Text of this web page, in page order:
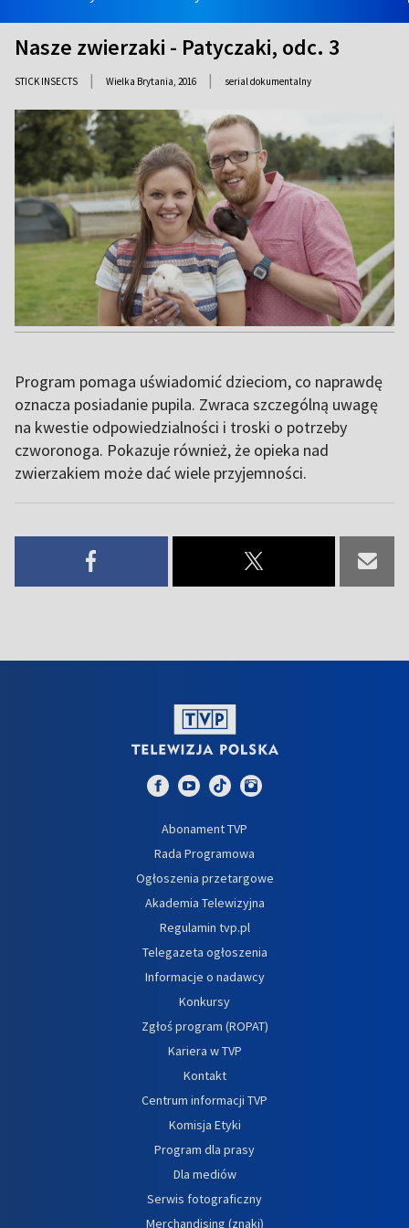
Nasze zwierzaki - Patyczaki, odc. 3
STICK INSECTS | Wielka Brytania, 2016 | serial dokumentalny
Program pomaga uświadomić dzieciom, co naprawdę
oznacza posiadanie pupila. Zwraca szczególną uwagę
na kwestie odpowiedzialności i troski o potrzeby
czworonoga. Pokazuje również, że opieka nad
zwierzakiem może dać wiele przyjemności.
Abonament TVP
Rada Programowa
Ogłoszenia przetargowe
Akademia Telewizyjna
Regulamin tvp.pl
Telegazeta ogłoszenia
Informacje o nadawcy
Konkursy
Zgłoś program (ROPAT)
Kariera w TVP
Kontakt
Centrum informacji TVP
Komisja Etyki
Program dla prasy
Dla mediów
Serwis fotograficzny
Merchandising (znaki)